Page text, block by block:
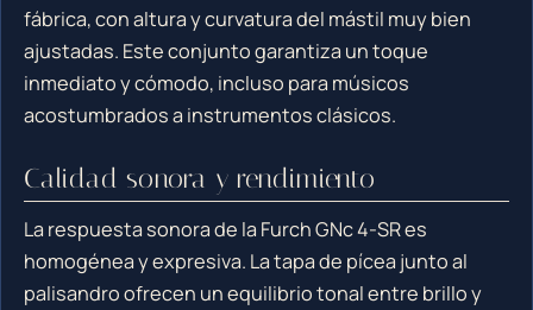
fábrica, con altura y curvatura del mástil muy bien
ajustadas. Este conjunto garantiza un toque
inmediato y cómodo, incluso para músicos
acostumbrados a instrumentos clásicos.
Calidad sonora y rendimiento
La respuesta sonora de la Furch GNc 4-SR es
homogénea y expresiva. La tapa de pícea junto al
palisandro ofrecen un equilibrio tonal entre brillo y